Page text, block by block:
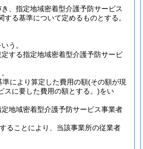
、指定地域密着型介護予防サービス
る基準について定めるものとする。
う。
する指定地域密着型介護予防サービ
により算定した費用の額(その額が現
スに要した費用の額とする。)をい
地域密着型介護予防サービス事業者
ることにより、当該事業所の従業者